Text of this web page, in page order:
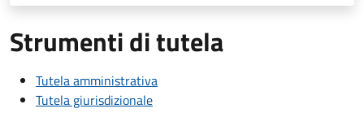
Strumenti di tutela
Tutela amministrativa
Tutela giurisdizionale